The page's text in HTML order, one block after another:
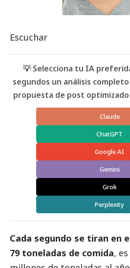
Escuchar
💡 Selecciona tu IA
segundos un análisis
propuesta de post optimizado
Claude
ChatGPT
Google AI
Gemini
Grok
Perplexity
Cada segundo se tiran en
79 toneladas de comida,